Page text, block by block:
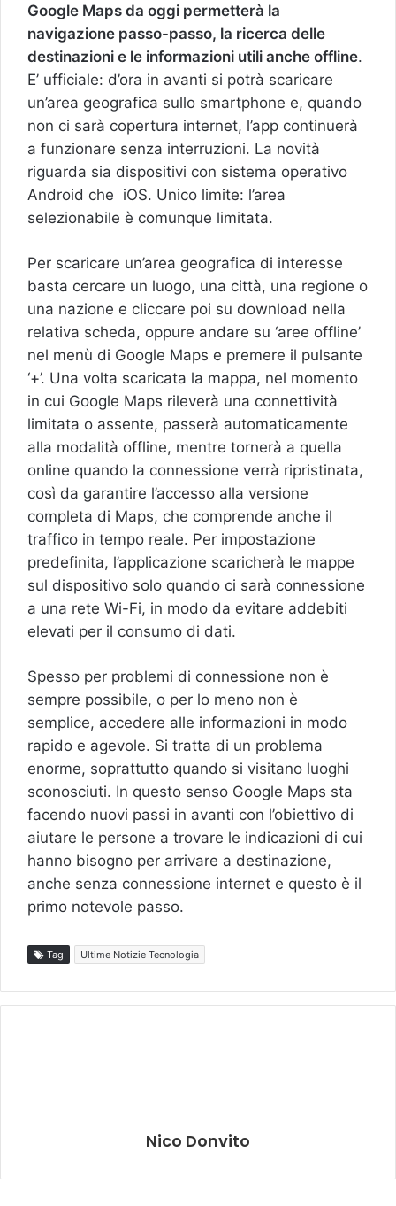
Google Maps da oggi permetterà la
navigazione passo-passo, la ricerca delle
destinazioni e le informazioni utili anche offline.
E’ ufficiale: d’ora in avanti si potrà scaricare
un’area geografica sullo smartphone e, quando
non ci sarà copertura internet, l’app continuerà
a funzionare senza interruzioni. La novità
riguarda sia dispositivi con sistema operativo
Android che iOS. Unico limite: l’area
selezionabile è comunque limitata.
Per scaricare un’area geografica di interesse
basta cercare un luogo, una città, una regione o
una nazione e cliccare poi su download nella
relativa scheda, oppure andare su ‘aree offline’
nel menù di Google Maps e premere il pulsante
‘+’. Una volta scaricata la mappa, nel momento
in cui Google Maps rileverà una connettività
limitata o assente, passerà automaticamente
alla modalità offline, mentre tornerà a quella
online quando la connessione verrà ripristinata,
così da garantire l’accesso alla versione
completa di Maps, che comprende anche il
traffico in tempo reale. Per impostazione
predefinita, l’applicazione scaricherà le mappe
sul dispositivo solo quando ci sarà connessione
a una rete Wi-Fi, in modo da evitare addebiti
elevati per il consumo di dati.
Spesso per problemi di connessione non è
sempre possibile, o per lo meno non è
semplice, accedere alle informazioni in modo
rapido e agevole. Si tratta di un problema
enorme, soprattutto quando si visitano luoghi
sconosciuti. In questo senso Google Maps sta
facendo nuovi passi in avanti con l’obiettivo di
aiutare le persone a trovare le indicazioni di cui
hanno bisogno per arrivare a destinazione,
anche senza connessione internet e questo è il
primo notevole passo.
Tag Ultime Notizie Tecnologia
Nico Donvito